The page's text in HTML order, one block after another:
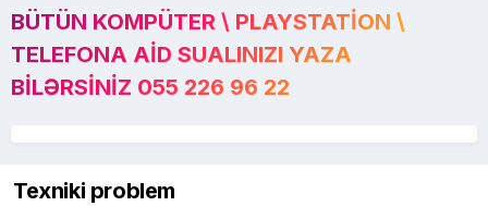
BÜTÜN KOMPÜTER \ PLAYSTATION \
TELEFONA AID SUALINIZI YAZA
BILƏRSINIZ 055 226 96 22
Texniki problem